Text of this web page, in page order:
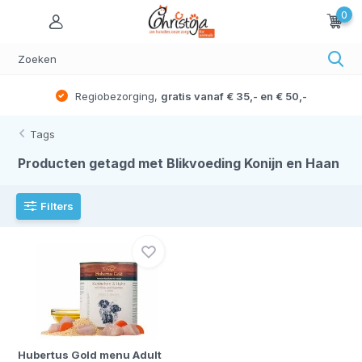
0
Regiobezorging, gratis vanaf € 35,- en € 50,-
Tags
Producten getagd met Blikvoeding Konijn en Haan
Filters
Hubertus Gold menu Adult